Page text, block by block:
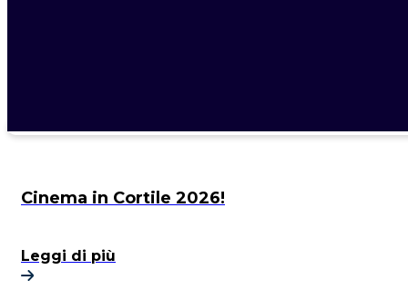
Cinema in Cortile 2026!
Leggi di più